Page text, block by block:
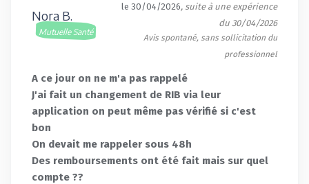
Nora B.
Mutuelle Santé
le 30/04/2026, suite à une expérience
du 30/04/2026
Avis spontané, sans sollicitation du
professionnel
A ce jour on ne m'a pas rappelé
J'ai fait un changement de RIB via leur
application on peut même pas vérifié si c'est
bon
On devait me rappeler sous 48h
Des remboursements ont été fait mais sur quel
compte ??